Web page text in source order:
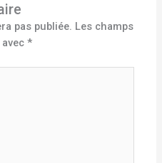
pas publiée. Les champs
avec*